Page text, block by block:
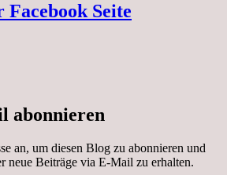
Seite
abonnieren
an, um diesen Blog zu abonnieren und
neue Beiträge via E-Mail zu erhalten.